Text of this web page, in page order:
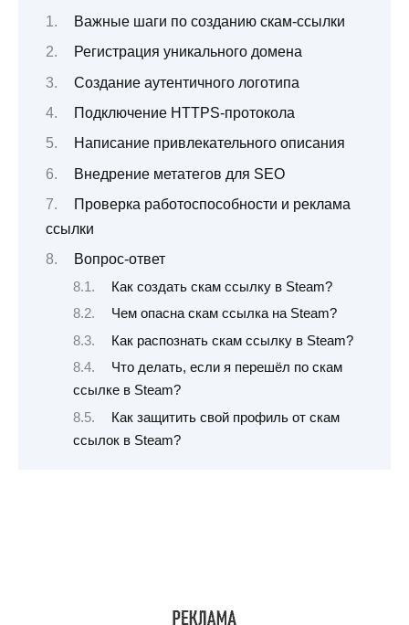
Важные шаги по созданию скам-ссылки
Регистрация уникального домена
Создание аутентичного логотипа
Подключение HTTPS-протокола
Написание привлекательного описания
Внедрение метатегов для SEO
Проверка работоспособности и реклама
ссылки
Вопрос-ответ
Как создать скам ссылку в Steam?
Чем опасна скам ссылка на Steam?
Как распознать скам ссылку в Steam?
Что делать, если я перешёл по скам
ссылке в Steam?
Как защитить свой профиль от скам
ссылок в Steam?